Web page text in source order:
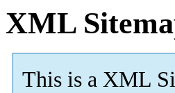
XML
This is a XML